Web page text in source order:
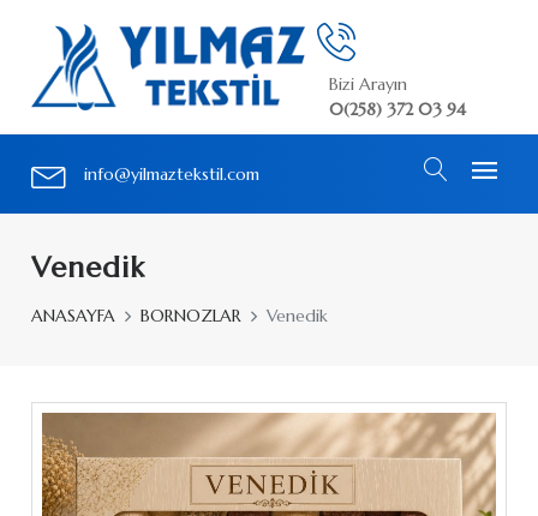
Bizi Arayın
0(258) 372 03 94
info@yilmaztekstil.com
Venedik
ANASAYFA BORNOZLAR Venedik